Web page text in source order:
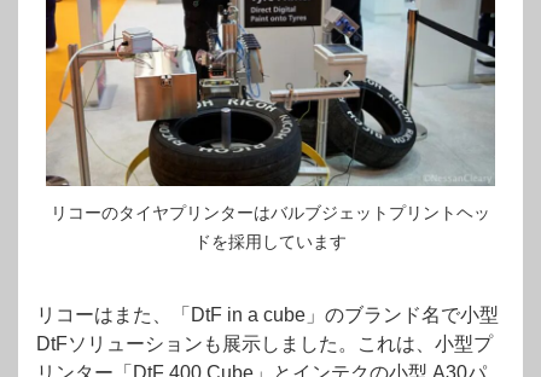
リコーのタイヤプリンターはバルブジェットプリントヘッ
ドを採用しています
リコーはまた、「DtF in a cube」のブランド名で小型
DtFソリューションも展示しました。これは、小型プ
リンター「DtF 400 Cube」とインテクの小型 A30パ